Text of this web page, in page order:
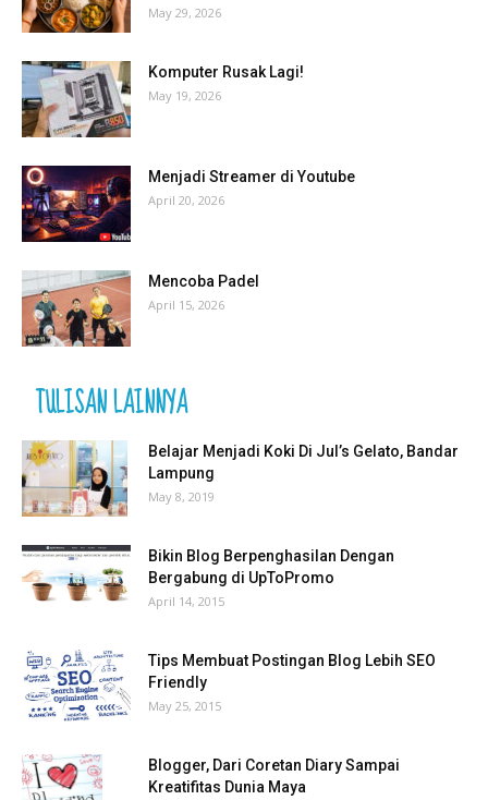
May 29, 2026
Komputer Rusak Lagi!
May 19, 2026
Menjadi Streamer di Youtube
April 20, 2026
Mencoba Padel
April 15, 2026
TULISAN LAINNYA
Belajar Menjadi Koki Di Jul’s Gelato, Bandar
Lampung
May 8, 2019
Bikin Blog Berpenghasilan Dengan
Bergabung di UpToPromo
April 14, 2015
Tips Membuat Postingan Blog Lebih SEO
Friendly
May 25, 2015
Blogger, Dari Coretan Diary Sampai
Kreatifitas Dunia Maya